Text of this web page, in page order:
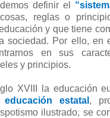
definir el
reglas o
y que tiene
sociedad. Por ello, en
en sus
y principios.
XVIII la educación
educación estatal ,
ilustrado, se